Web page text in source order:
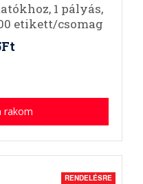
1 pályás,
etikett/csomag
rakom
RENDELÉSRE